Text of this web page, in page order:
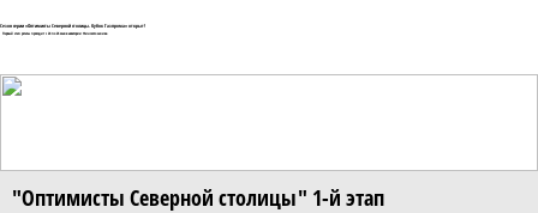
Сезон серии «Оптимисты Северной столицы. Кубок Газпрома» открыт!
Первый этап регаты проходит с 24 по 26 мая в акватории Финского залива
"Оптимисты Северной столицы" 1-й этап